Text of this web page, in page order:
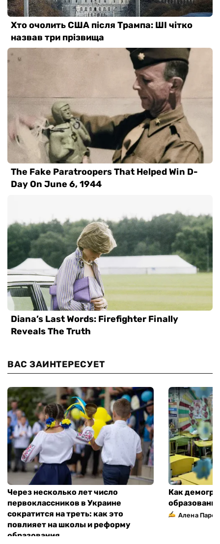
ВАС ЗАИНТЕРЕСУЕТ
Через несколько лет число
первоклассников в Украине
сократится на треть: как это
повлияет на школы и реформу
образования
Как
Алена